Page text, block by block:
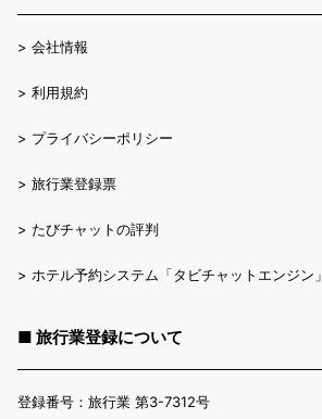
> 会社情報
> 利用規約
> プライバシーポリシー
> 旅行業登録票
> たびチャットの評判
> ホテル予約システム「タビチャットエンジン」
■ 旅行業登録について
登録番号：旅行業 第3-7312号